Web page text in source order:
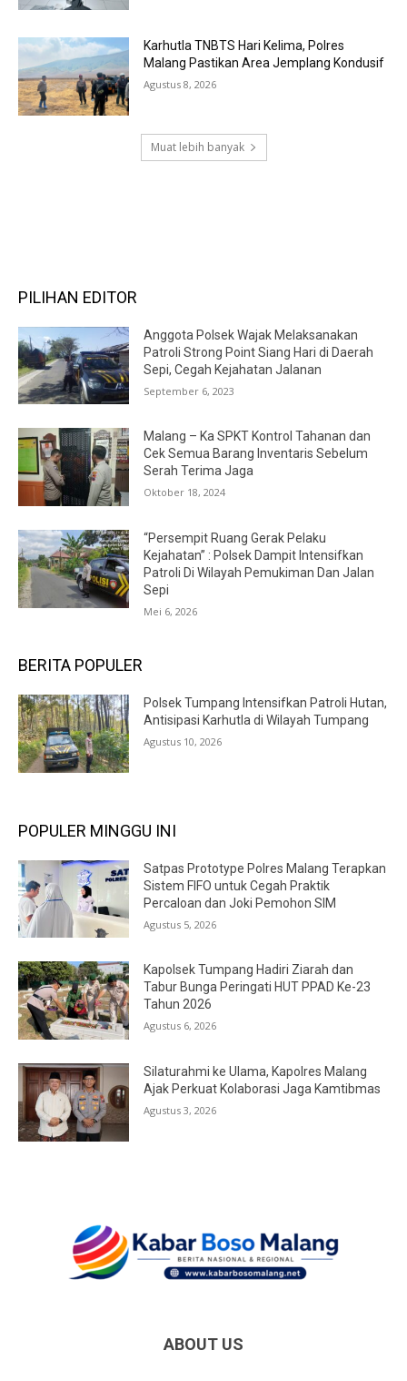
Karhutla TNBTS Hari Kelima, Polres
Malang Pastikan Area Jemplang Kondusif
Agustus 8, 2026
Muat lebih banyak
PILIHAN EDITOR
Anggota Polsek Wajak Melaksanakan
Patroli Strong Point Siang Hari di Daerah
Sepi, Cegah Kejahatan Jalanan
September 6, 2023
Malang – Ka SPKT Kontrol Tahanan dan
Cek Semua Barang Inventaris Sebelum
Serah Terima Jaga
Oktober 18, 2024
“Persempit Ruang Gerak Pelaku
Kejahatan” : Polsek Dampit Intensifkan
Patroli Di Wilayah Pemukiman Dan Jalan
Sepi
Mei 6, 2026
BERITA POPULER
Polsek Tumpang Intensifkan Patroli Hutan,
Antisipasi Karhutla di Wilayah Tumpang
Agustus 10, 2026
POPULER MINGGU INI
Satpas Prototype Polres Malang Terapkan
Sistem FIFO untuk Cegah Praktik
Percaloan dan Joki Pemohon SIM
Agustus 5, 2026
Kapolsek Tumpang Hadiri Ziarah dan
Tabur Bunga Peringati HUT PPAD Ke-23
Tahun 2026
Agustus 6, 2026
Silaturahmi ke Ulama, Kapolres Malang
Ajak Perkuat Kolaborasi Jaga Kamtibmas
Agustus 3, 2026
ABOUT US